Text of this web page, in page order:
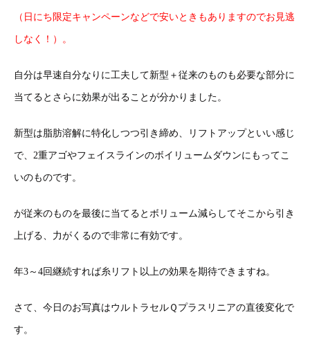
（日にち限定キャンペーンなどで安いときもありますのでお見逃
しなく！）。
自分は早速自分なりに工夫して新型＋従来のものも必要な部分に
当てるとさらに効果が出ることが分かりました。
新型は脂肪溶解に特化しつつ引き締め、リフトアップといい感じ
で、2重アゴやフェイスラインのボイリュームダウンにもってこ
いのものです。
が従来のものを最後に当てるとボリューム減らしてそこから引き
上げる、力がくるので非常に有効です。
年3～4回継続すれば糸リフト以上の効果を期待できますね。
さて、今日のお写真はウルトラセルＱプラスリニアの直後変化で
す。